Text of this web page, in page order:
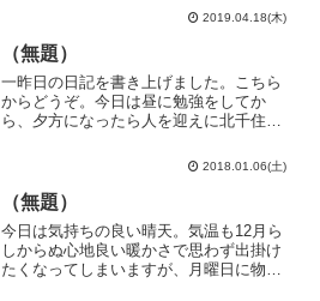
や、対偶じゃなくて裏だから本質的に違
う命題である可能性はあるか。そんな良
く分からないことが浮かん...
2019.04.18(木)
（無題）
一昨日の日記を書き上げました。こちら
からどうぞ。今日は昼に勉強をしてか
ら、夕方になったら人を迎えに北千住駅
実は去年、ＷＳ宅で鍋をやってから鍋に
ハマった時期があり、ＹＲに声を掛けて
鍋の約束をしていたのです。...
2018.01.06(土)
（無題）
今日は気持ちの良い晴天。気温も12月ら
しからぬ心地良い暖かさで思わず出掛け
たくなってしまいますが、月曜日に物理